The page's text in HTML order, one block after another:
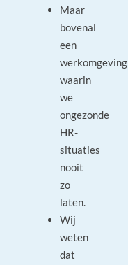
Maar
bovenal
een
werkomgeving
waarin
we
ongezonde
HR-
situaties
nooit
zo
laten.
Wij
weten
dat